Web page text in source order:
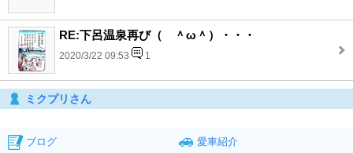
RE:下呂温泉再び（ ＾ω＾）・・・
2020/3/22 09:53 1
ミクプリさん
ブログ
愛車紹介